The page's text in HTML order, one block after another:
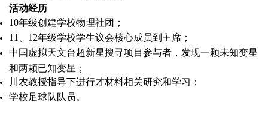
活动经历
10年级创建学校物理社团；
11、12年级学校学生议会核心成员到主席；
中国虚拟天文台超新星搜寻项目参与者，发现一颗未知变星
和两颗已知变星；
川农教授指导下进行才材料相关研究和学习；
学校足球队队员。